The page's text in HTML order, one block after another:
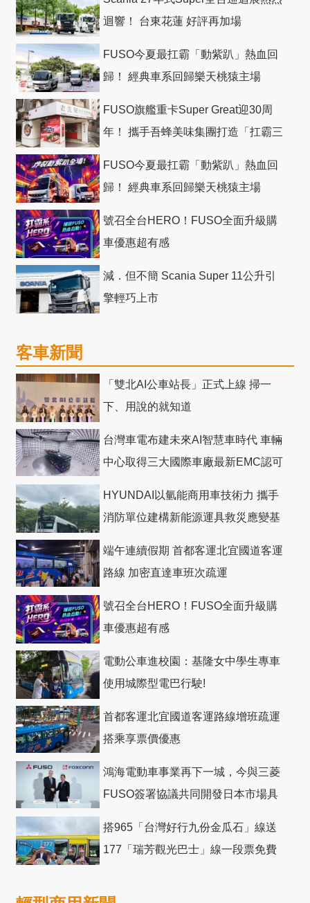
迴響！ 台東花蓮 好評再加場
FUSO今夏最扛霸「動紫趴」熱血回
歸！ 經典車系回歸樂天桃猿主場
FUSO旗艦重卡Super Great迎30周
年！ 攜手吾蜂美味集團打造「扛霸三
FUSO今夏最扛霸「動紫趴」熱血回
歸！ 經典車系回歸樂天桃猿主場
號召全台HERO！FUSO全面升級購
車優惠超有感
減．但不簡 Scania Super 11公升引
擎輕巧上市
客車新聞
「雙北AI公車站長」正式上線 掃一
下、用說的就知道
台灣車電布建未來AI智慧車時代 車輛
中心取得三大國際車廠最新EMC認可
HYUNDAI以氫能商用車技術力 攜手
消防單位建構新能源運具救災應變基
端午連續假期 首都客運北宜國道客運
路線 加密直達車班次疏運
號召全台HERO！FUSO全面升級購
車優惠超有感
電動公車進校園：基隆女中學生專車
使用城際型電巴行駛!
首都客運北宜國道客運路線增班疏運
搭乘享票價優惠
鴻海電動車事業再下一城，今與三菱
FUSO簽署協議共同開發日本市場具
搭965「台灣好行九份金瓜石」線送
177「瑞芳觀光巴士」線一段票免費